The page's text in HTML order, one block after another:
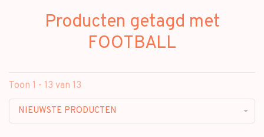
Producten getagd met
FOOTBALL
Toon 1 - 13 van 13
NIEUWSTE PRODUCTEN